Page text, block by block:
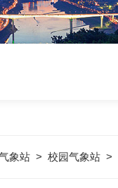
象站 >校园气象站 >